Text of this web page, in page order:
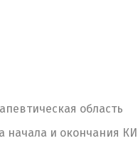
область
начала и окончания КИ